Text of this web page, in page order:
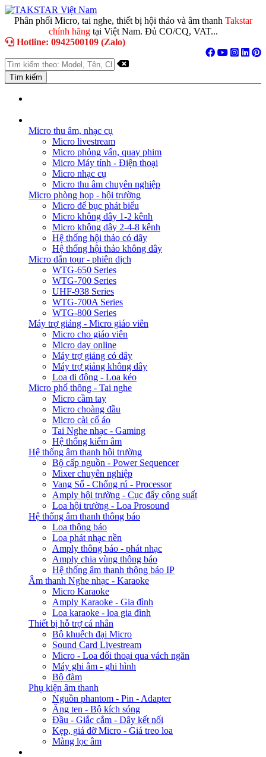
Phân phối Micro, tai nghe, thiết bị hội thảo và âm thanh Takstar
chính hãng tại Việt Nam. Đủ CO/CQ, VAT...
Hotline: 0942500109 (Zalo)
Micro thu âm, nhạc cụ
Micro livestream
Micro phỏng vấn, quay phim
Micro Máy tính - Điện thoại
Micro nhạc cụ
Micro thu âm chuyên nghiệp
Micro phòng họp - hội trường
Micro để bục phát biểu
Micro không dây 1-2 kênh
Micro không dây 2-4-8 kênh
Hệ thống hội thảo có dây
Hệ thống hội thảo không dây
Micro dẫn tour - phiên dịch
WTG-650 Series
WTG-700 Series
UHF-938 Series
WTG-700A Series
WTG-800 Series
Máy trợ giảng - Micro giáo viên
Micro cho giáo viên
Micro dạy online
Máy trợ giảng có dây
Máy trợ giảng không dây
Loa di động - Loa kéo
Micro phổ thông - Tai nghe
Micro cầm tay
Micro choàng đầu
Micro cài cổ áo
Tai Nghe nhạc - Gaming
Hệ thống kiểm âm
Hệ thống âm thanh hội trường
Bộ cấp nguồn - Power Sequencer
Mixer chuyên nghiệp
Vang Số - Chống rú - Processor
Amply hội trường - Cục đẩy công suất
Loa hội trường - Loa Prosound
Hệ thống âm thanh thông báo
Loa thông báo
Loa phát nhạc nền
Amply thông báo - phát nhạc
Amply chia vùng thông báo
Hệ thống âm thanh thông báo IP
Âm thanh Nghe nhạc - Karaoke
Micro Karaoke
Amply Karaoke - Gia đình
Loa karaoke - loa gia đình
Thiết bị hỗ trợ cá nhân
Bộ khuếch đại Micro
Sound Card Livestream
Micro - Loa đối thoại qua vách ngăn
Máy ghi âm - ghi hình
Bộ đàm
Phụ kiện âm thanh
Nguồn phantom - Pin - Adapter
Ăng ten - Bộ kích sóng
Đầu - Giắc cắm - Dây kết nối
Kẹp, giá đỡ Micro - Giá treo loa
Màng lọc âm